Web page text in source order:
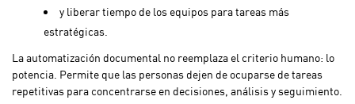
y liberar tiempo de los equipos para tareas más
estratégicas.
La automatización documental no reemplaza el criterio humano: lo
potencia. Permite que las personas dejen de ocuparse de tareas
repetitivas para concentrarse en decisiones, análisis y seguimiento.